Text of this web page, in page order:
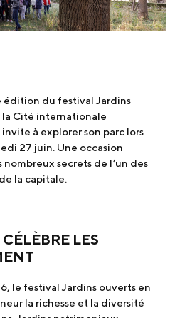
édition du festival Jardins
Cité internationale
à explorer son parc lors
27 juin. Une occasion
secrets de l’un des
la capitale.
LES
le festival Jardins ouverts en
la richesse et la diversité